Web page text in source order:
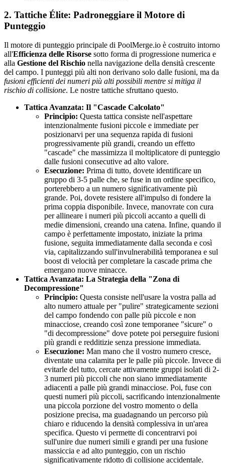
2. Tattiche Élite: Padroneggiare il Motore di
Punteggio
Il motore di punteggio principale di PoolMerge.io è costruito intorno
all'Efficienza delle Risorse sotto forma di progressione numerica e
alla Gestione del Rischio nella navigazione della densità crescente
del campo. I punteggi più alti non derivano solo dalle fusioni, ma da
fusioni efficienti dei numeri più alti possibili mentre si mitiga il
rischio di collisione. Le nostre tattiche sfruttano questo.
Tattica Avanzata: Il "Cascade Calcolato"
Principio: Questa tattica consiste nell'aspettare
intenzionalmente fusioni piccole e immediate per
posizionarvi per una sequenza rapida di fusioni
progressivamente più grandi, creando un effetto
"cascade" che massimizza il moltiplicatore di punteggio
dalle fusioni consecutive ad alto valore.
Esecuzione: Prima di tutto, dovete identificare un
gruppo di 3-5 palle che, se fuse in un ordine specifico,
porterebbero a un numero significativamente più
grande. Poi, dovete resistere all'impulso di fondere la
prima coppia disponibile. Invece, manovrate con cura
per allineare i numeri più piccoli accanto a quelli di
medie dimensioni, creando una catena. Infine, quando il
campo è perfettamente impostato, iniziate la prima
fusione, seguita immediatamente dalla seconda e così
via, capitalizzando sull'invulnerabilità temporanea e sul
boost di velocità per completare la cascade prima che
emergano nuove minacce.
Tattica Avanzata: La Strategia della "Zona di
Decompressione"
Principio: Questa consiste nell'usare la vostra palla ad
alto numero attuale per "pulire" strategicamente sezioni
del campo fondendo con palle più piccole e non
minacciose, creando così zone temporanee "sicure" o
"di decompressione" dove potete poi perseguire fusioni
più grandi e redditizie senza pressione immediata.
Esecuzione: Man mano che il vostro numero cresce,
diventate una calamita per le palle più piccole. Invece di
evitarle del tutto, cercate attivamente gruppi isolati di 2-
3 numeri più piccoli che non siano immediatamente
adiacenti a palle più grandi minacciose. Poi, fuse con
questi numeri più piccoli, sacrificando intenzionalmente
una piccola porzione del vostro momento o della
posizione precisa, ma guadagnando un percorso più
chiaro e riducendo la densità complessiva in un'area
specifica. Questo vi permette di concentrarvi poi
sull'unire due numeri simili e grandi per una fusione
massiccia e ad alto punteggio, con un rischio
significativamente ridotto di collisione accidentale.